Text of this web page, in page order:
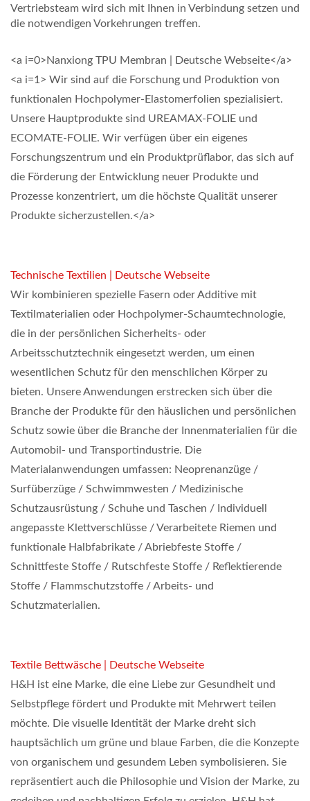
Vertriebsteam wird sich mit Ihnen in Verbindung setzen und
die notwendigen Vorkehrungen treffen.
<a i=0>Nanxiong TPU Membran | Deutsche Webseite</a>
<a i=1> Wir sind auf die Forschung und Produktion von
funktionalen Hochpolymer-Elastomerfolien spezialisiert.
Unsere Hauptprodukte sind UREAMAX-FOLIE und
ECOMATE-FOLIE. Wir verfügen über ein eigenes
Forschungszentrum und ein Produktprüflabor, das sich auf
die Förderung der Entwicklung neuer Produkte und
Prozesse konzentriert, um die höchste Qualität unserer
Produkte sicherzustellen.</a>
Technische Textilien | Deutsche Webseite
Wir kombinieren spezielle Fasern oder Additive mit
Textilmaterialien oder Hochpolymer-Schaumtechnologie,
die in der persönlichen Sicherheits- oder
Arbeitsschutztechnik eingesetzt werden, um einen
wesentlichen Schutz für den menschlichen Körper zu
bieten. Unsere Anwendungen erstrecken sich über die
Branche der Produkte für den häuslichen und persönlichen
Schutz sowie über die Branche der Innenmaterialien für die
Automobil- und Transportindustrie. Die
Materialanwendungen umfassen: Neoprenanzüge /
Surfüberzüge / Schwimmwesten / Medizinische
Schutzausrüstung / Schuhe und Taschen / Individuell
angepasste Klettverschlüsse / Verarbeitete Riemen und
funktionale Halbfabrikate / Abriebfeste Stoffe /
Schnittfeste Stoffe / Rutschfeste Stoffe / Reflektierende
Stoffe / Flammschutzstoffe / Arbeits- und
Schutzmaterialien.
Textile Bettwäsche | Deutsche Webseite
H&H ist eine Marke, die eine Liebe zur Gesundheit und
Selbstpflege fördert und Produkte mit Mehrwert teilen
möchte. Die visuelle Identität der Marke dreht sich
hauptsächlich um grüne und blaue Farben, die die Konzepte
von organischem und gesundem Leben symbolisieren. Sie
repräsentiert auch die Philosophie und Vision der Marke, zu